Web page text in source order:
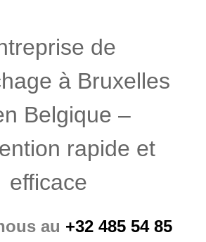
de
à Bruxelles
Belgique –
rapide et
efficace
au +32 485 54 85